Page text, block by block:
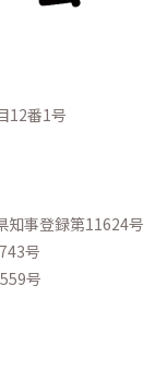
12番1号
知事登録第11624号
号
号